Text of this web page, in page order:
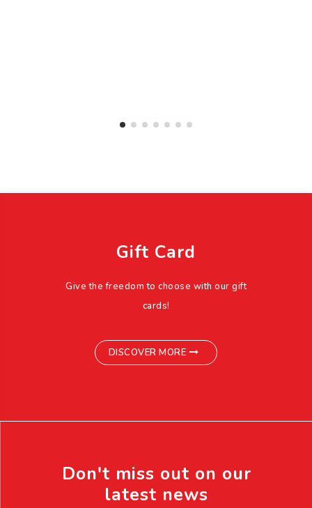
Gift Card
Give the freedom to choose with our gift
cards!
DISCOVER MORE
Don't miss out on our
latest news